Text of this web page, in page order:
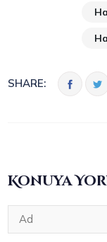
SHARE:
Konuya